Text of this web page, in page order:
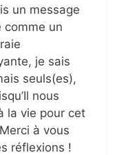
un message
comme un
je sais
seuls(es),
nous
la vie pour cet
à vous
réflexions !